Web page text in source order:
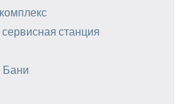
станция
Бани